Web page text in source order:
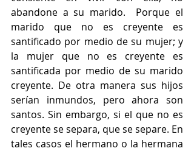
abandone a su marido.
Porque el
marido que no es creyente es
santificado por medio de su mujer; y
la mujer que no es creyente es
santificada por medio de su marido
creyente. De otra manera sus hijos
serían inmundos, pero ahora son
santos. Sin embargo, si el que no es
creyente se separa, que se separe. En
tales casos el hermano o la hermana